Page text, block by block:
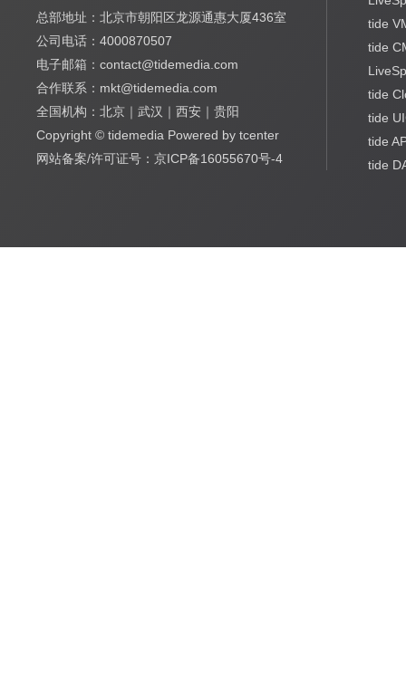
总部地址：北京市朝阳区龙源通惠大厦436室
公司电话：4000870507
电子邮箱：contact@tidemedia.com
合作联系：mkt@tidemedia.com
全国机构：北京｜武汉｜西安｜贵阳
Copyright © tidemedia Powered by tcenter
网站备案/许可证号：京ICP备16055670号-4
tide
tide
tide
tide
tide
tide